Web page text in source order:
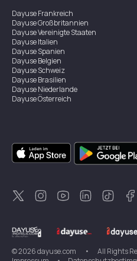
DayuseFrankreich
DayuseGroßbritannien
DayuseVereinigte Staaten
DayuseItalien
DayuseSpanien
DayuseBelgien
DayuseSchweiz
DayuseBrasilien
DayuseNiederlande
DayuseÖsterreich
DayuseSingapur
DayuseZweden
DayuseThailand
DayuseNeuseeland
DayuseTürkei
©2026dayuse.com •
All Rights